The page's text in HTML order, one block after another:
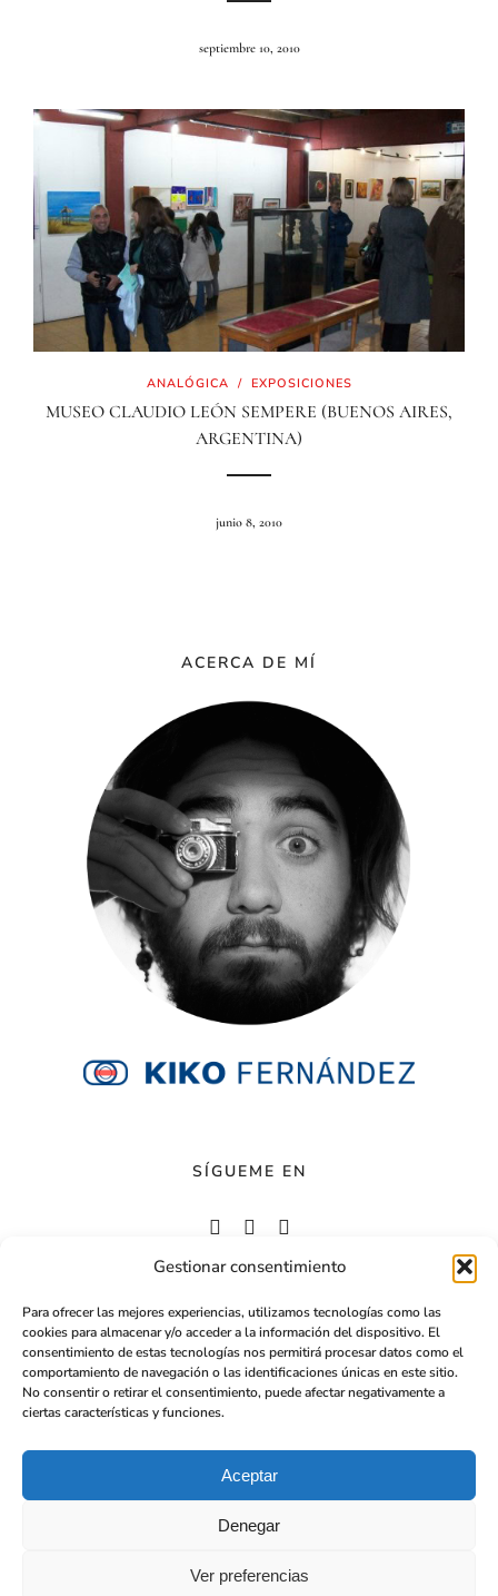
Gestionar consentimiento
Para ofrecer las mejores experiencias, utilizamos tecnologías como las
cookies para almacenar y/o acceder a la información del dispositivo. El
consentimiento de estas tecnologías nos permitirá procesar datos como el
comportamiento de navegación o las identificaciones únicas en este sitio.
No consentir o retirar el consentimiento, puede afectar negativamente a
ciertas características y funciones.
Aceptar
Denegar
Ver preferencias
septiembre 10, 2010
ANALÓGICA / EXPOSICIONES
MUSEO CLAUDIO LEÓN SEMPERE (BUENOS AIRES,
ARGENTINA)
junio 8, 2010
ACERCA DE MÍ
SÍGUEME EN
Derechos reservados
Diseño por SastreVisual